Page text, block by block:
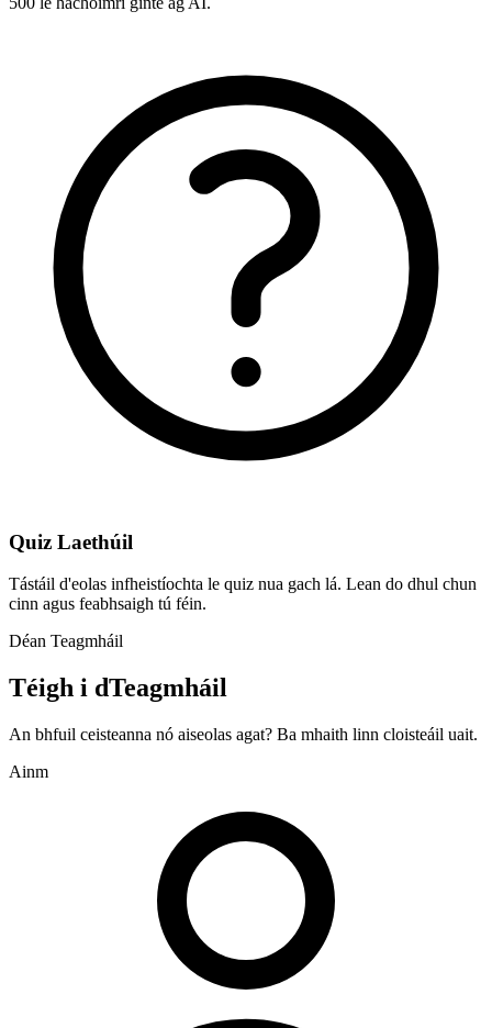
Quiz Laethúil
Tástáil d'eolas infheistíochta le quiz nua gach lá. Lean do dhul chun
cinn agus feabhsaigh tú féin.
Déan Teagmháil
Téigh i dTeagmháil
An bhfuil ceisteanna nó aiseolas agat? Ba mhaith linn cloisteáil uait.
Ainm